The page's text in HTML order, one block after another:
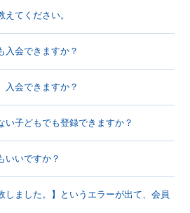
てください。
入会できますか？
入会できますか？
い子どもでも登録できますか？
いいですか？
しました。】というエラーが出て、会員